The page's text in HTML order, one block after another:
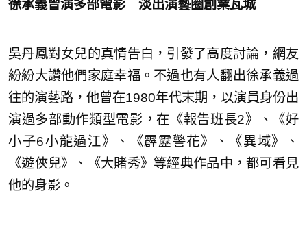
徐承義曾演多部電影 淡出演藝圈創業瓦城
吳丹鳳對女兒的真情告白，引發了高度討論，網友
紛紛大讚他們家庭幸福。不過也有人翻出徐承義過
往的演藝路，他曾在1980年代末期，以演員身份出
演過多部動作類型電影，在《報告班長2》、《好
小子6小龍過江》、《霹靂警花》、《異域》、
《遊俠兒》、《大賭秀》等經典作品中，都可看見
他的身影。